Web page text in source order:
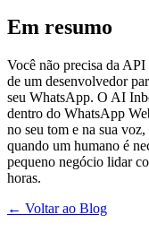
Em resumo
Você não precisa da
de um desenvolvedor
seu WhatsApp. O AI
dentro do WhatsApp
no seu tom e na sua
quando um humano é
pequeno negócio lidar
horas.
← Voltar ao Blog